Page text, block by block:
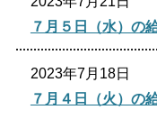
７月５日（水）の
2023年7月18日
７月４日（火）の